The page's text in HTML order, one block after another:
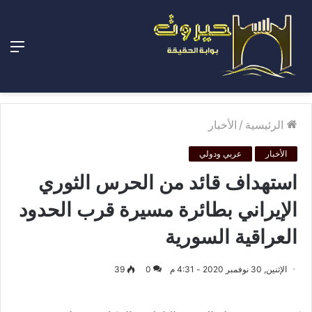
الرئيسية / الأخبار
الأخبار عربي ودولي
استهداف قائد من الحرس الثوري
الإيراني بطائرة مسيرة قرب الحدود
العراقية السورية
الإثنين, 30 نوفمبر 2020 - 4:31 م 0
39